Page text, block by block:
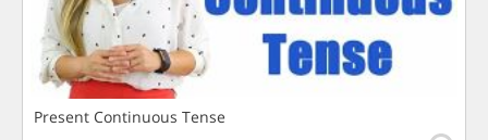
Present Continuous Tense